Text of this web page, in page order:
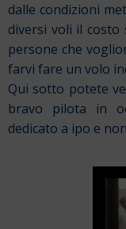
dalle condizioni
diversi voli il costo
persone che
farvi fare un volo
Qui sotto potete
bravo pilota in
dedicato a ipo e